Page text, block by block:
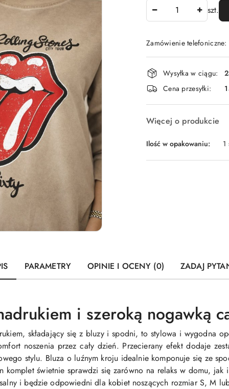
szt.
Zamówienie
Dostępność
i
dostawa
Wysyłka w ciągu:
Cena przesyłki:
Więcej o produkcie
Ilość w opakowaniu: 1
PARAMETRY OPINIE I OCENY (0) ZADAJ
i szeroką nogawką
składający się z bluzy i spodni, to stylowa i wygodna
noszenia przez cały dzień. Przecierany efekt dodaje
stylu. Bluza o luźnym kroju idealnie komponuje się ze
komplet świetnie sprawdzi się zarówno na relaks w domu,
i będzie odpowiedni dla kobiet noszących rozmiar S, M